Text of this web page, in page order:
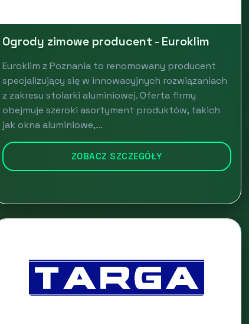
Ogrody zimowe producent - Euroklim
Euroklim z Poznania to renomowany producent
specjalizujący się w innowacyjnych rozwiązaniach
z zakresu stolarki aluminiowej. Oferta firmy
obejmuje szeroki asortyment produktów, takich
jak okna aluminiowe,...
ZOBACZ SZCZEGÓŁY